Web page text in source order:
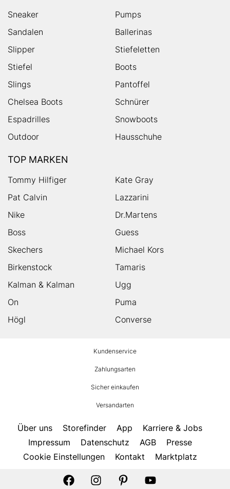
Sneaker
Pumps
Sandalen
Ballerinas
Slipper
Stiefeletten
Stiefel
Boots
Slings
Pantoffel
Chelsea Boots
Schnürer
Espadrilles
Snowboots
Outdoor
Hausschuhe
TOP MARKEN
Tommy Hilfiger
Kate Gray
Pat Calvin
Lazzarini
Nike
Dr.Martens
Boss
Guess
Skechers
Michael Kors
Birkenstock
Tamaris
Kalman & Kalman
Ugg
On
Puma
Högl
Converse
Kundenservice
Zahlungsarten
Sicher einkaufen
Versandarten
Über uns Storefinder App
Karriere & Jobs
Impressum
Datenschutz AGB
Presse
Cookie Einstellungen
Kontakt Marktplatz